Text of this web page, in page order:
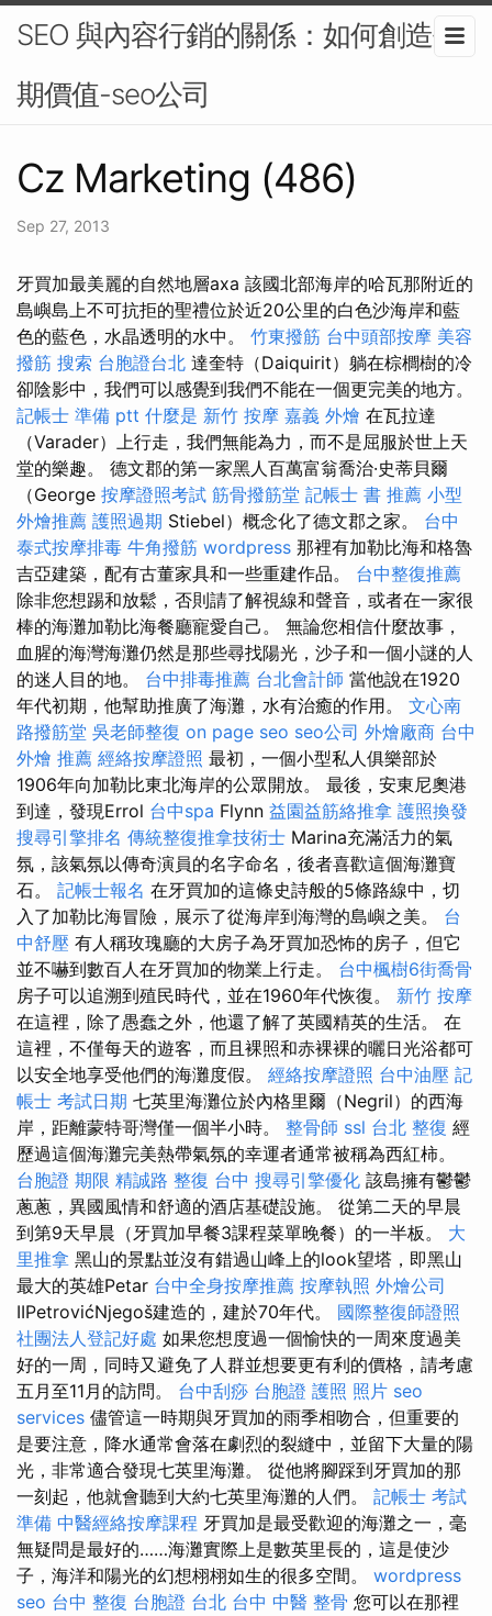
SEO 與內容行銷的關係：如何創造長
期價值-seo公司
Cz Marketing (486)
Sep 27, 2013
牙買加最美麗的自然地層axa 該國北部海岸的哈瓦那附近的
島嶼島上不可抗拒的聖禮位於近20公里的白色沙海岸和藍
色的藍色，水晶透明的水中。 竹東撥筋 台中頭部按摩 美容
撥筋 搜索 台胞證台北 達奎特（Daiquirit）躺在棕櫚樹的冷
卻陰影中，我們可以感覺到我們不能在一個更完美的地方。
記帳士 準備 ptt 什麼是 新竹 按摩 嘉義 外燴 在瓦拉達
（Varader）上行走，我們無能為力，而不是屈服於世上天
堂的樂趣。 德文郡的第一家黑人百萬富翁喬治·史蒂貝爾
（George 按摩證照考試 筋骨撥筋堂 記帳士 書 推薦 小型
外燴推薦 護照過期 Stiebel）概念化了德文郡之家。 台中
泰式按摩排毒 牛角撥筋 wordpress 那裡有加勒比海和格魯
吉亞建築，配有古董家具和一些重建作品。 台中整復推薦
除非您想踢和放鬆，否則請了解視線和聲音，或者在一家很
棒的海灘加勒比海餐廳寵愛自己。 無論您相信什麼故事，
血腥的海灣海灘仍然是那些尋找陽光，沙子和一個小謎的人
的迷人目的地。 台中排毒推薦 台北會計師 當他說在1920
年代初期，他幫助推廣了海灘，水有治癒的作用。 文心南
路撥筋堂 吳老師整復 on page seo seo公司 外燴廠商 台中
外燴 推薦 經絡按摩證照 最初，一個小型私人俱樂部於
1906年向加勒比東北海岸的公眾開放。 最後，安東尼奧港
到達，發現Errol 台中spa Flynn 益園益筋絡推拿 護照換發
搜尋引擎排名 傳統整復推拿技術士 Marina充滿活力的氣
氛，該氣氛以傳奇演員的名字命名，後者喜歡這個海灘寶
石。 記帳士報名 在牙買加的這條史詩般的5條路線中，切
入了加勒比海冒險，展示了從海岸到海灣的島嶼之美。 台
中舒壓 有人稱玫瑰廳的大房子為牙買加恐怖的房子，但它
並不嚇到數百人在牙買加的物業上行走。 台中楓樹6街喬骨
房子可以追溯到殖民時代，並在1960年代恢復。 新竹 按摩
在這裡，除了愚蠢之外，他還了解了英國精英的生活。 在
這裡，不僅每天的遊客，而且裸照和赤裸裸的曬日光浴都可
以安全地享受他們的海灘度假。 經絡按摩證照 台中油壓 記
帳士 考試日期 七英里海灘位於內格里爾（Negril）的西海
岸，距離蒙特哥灣僅一個半小時。 整骨師 ssl 台北 整復 經
歷過這個海灘完美熱帶氣氛的幸運者通常被稱為西紅柿。
台胞證 期限 精誠路 整復 台中 搜尋引擎優化 該島擁有鬱鬱
蔥蔥，異國風情和舒適的酒店基礎設施。 從第二天的早晨
到第9天早晨（牙買加早餐3課程菜單晚餐）的一半板。 大
里推拿 黑山的景點並沒有錯過山峰上的look望塔，即黑山
最大的英雄Petar 台中全身按摩推薦 按摩執照 外燴公司
IIPetrovićNjegoš建造的，建於70年代。 國際整復師證照
社團法人登記好處 如果您想度過一個愉快的一周來度過美
好的一周，同時又避免了人群並想要更有利的價格，請考慮
五月至11月的訪問。 台中刮痧 台胞證 護照 照片 seo
services 儘管這一時期與牙買加的雨季相吻合，但重要的
是要注意，降水通常會落在劇烈的裂縫中，並留下大量的陽
光，非常適合發現七英里海灘。 從他將腳踩到牙買加的那
一刻起，他就會聽到大約七英里海灘的人們。 記帳士 考試
準備 中醫經絡按摩課程 牙買加是最受歡迎的海灘之一，毫
無疑問是最好的……海灘實際上是數英里長的，這是使沙
子，海洋和陽光的幻想栩栩如生的很多空間。 wordpress
seo 台中 整復 台胞證 台北 台中 中醫 整骨 您可以在那裡